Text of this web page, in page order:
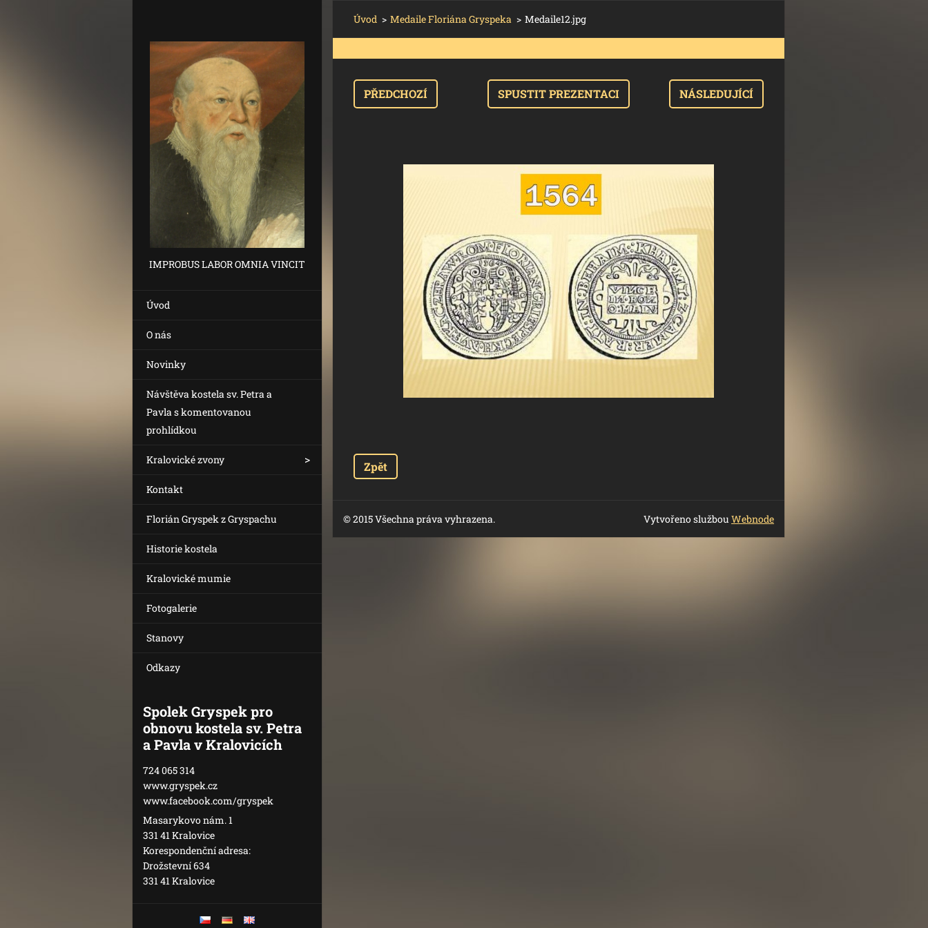
IMPROBUS LABOR OMNIA VINCIT
Úvod
O nás
Novinky
Návštěva kostela sv. Petra a
Pavla s komentovanou
prohlídkou
Kralovické zvony
Kontakt
Florián Gryspek z Gryspachu
Historie kostela
Kralovické mumie
Fotogalerie
Stanovy
Odkazy
Spolek Gryspek pro
obnovu kostela sv. Petra
a Pavla v Kralovicích
724 065 314
www.gryspek.cz
www.facebook.com/gryspek
Masarykovo nám. 1
331 41 Kralovice
Korespondenční adresa:
Drožstevní 634
331 41 Kralovice
Úvod > Medaile Floriána Gryspeka > Medaile12.jpg
PŘEDCHOZÍ SPUSTIT PREZENTACI NÁSLEDUJÍCÍ
Zpět
© 2015 Všechna práva vyhrazena. Vytvořeno službouWebnode